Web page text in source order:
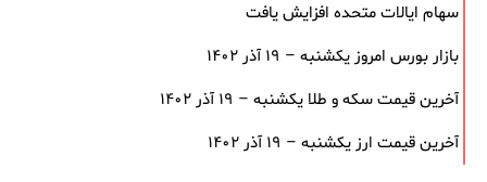
سهام ایالات متحده افزایش یافت
بازار بورس امروز یکشنبه – ۱۹ آذر ۱۴۰۲
آخرین قیمت سکه و طلا یکشنبه – ۱۹ آذر ۱۴۰۲
آخرین قیمت ارز یکشنبه – ۱۹ آذر ۱۴۰۲